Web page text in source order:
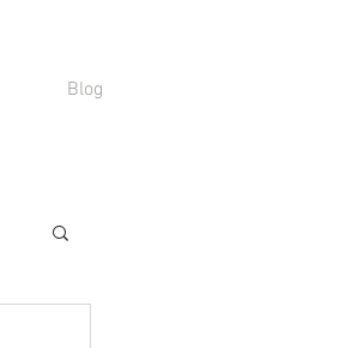
Blog